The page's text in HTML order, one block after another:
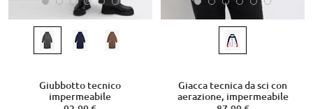
Giubbotto tecnico
impermeabile
Giacca tecnica da sci con
aerazione, impermeabile